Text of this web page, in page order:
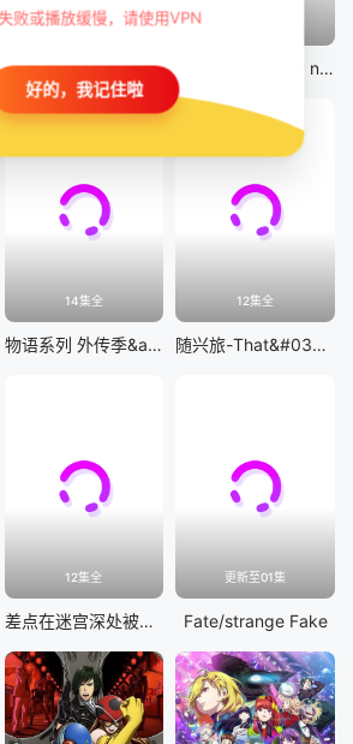
12集全
真・进化果 实不知不觉踏上胜利的人生 剧场版 Fate/stay night [Heaven&#039;s Feel] III.spring song
14集全
物语系列 外传季&amp;怪物季
12集全
随兴旅-That&#039;s Journey-
12集全
差点在迷宫深处被信任的伙伴杀掉，但靠着天赐技能「无限扭蛋」获得等级9999的伙伴，我要向前队友和世界展开复仇&amp;「给他们好看！」
更新至01集
Fate/strange Fake
败或播放缓慢，请使用VPN
好的，我记住啦